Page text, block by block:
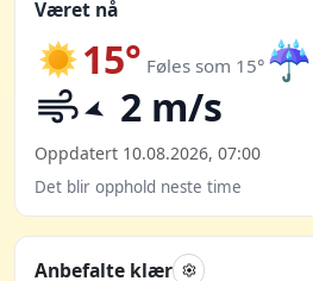
Været nå
15° Føles som 15° ☔
2 m/s
Oppdatert 10.08.2026, 07:00
Det blir opphold neste time
Anbefalte klær